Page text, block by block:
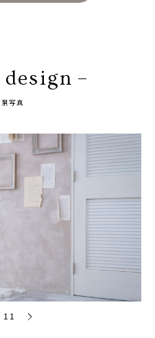
写真
11